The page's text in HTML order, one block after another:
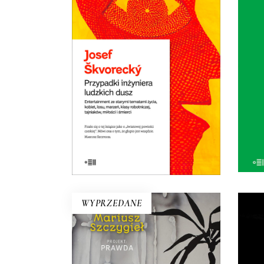
E-BOOK DO
LUDZKICH DUSZ
Powieść rzeka. Płyną nią setki
dramatycznych i śmiesznych
ludzkich losów. Wojna i
komunizm. Miłość do dziewcząt i
saksofonu. Ucieczka z kraju i
tęsknota za domem. Jedna z
najlepszych czeskich powieści.
WYPRZEDANE
PROJEKT: PRAWDA
Szczygieł szuka prawdy w
Grudziądzu, Supraślu, Londynie,